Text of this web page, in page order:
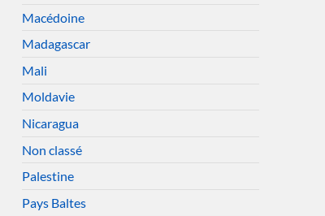
Macédoine
Madagascar
Mali
Moldavie
Nicaragua
Non classé
Palestine
Pays Baltes